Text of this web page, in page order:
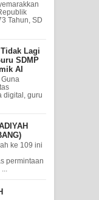
Tahun, SD
Lagi
SDMP
AI
Guna
digital, guru
ke 109 ini
permintaan